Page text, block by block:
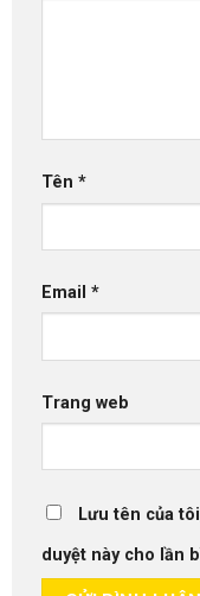
Tên *
Email *
Trang web
Lưu tên của
duyệt này cho lần